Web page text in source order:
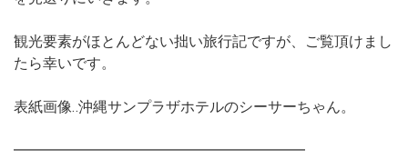
観光要素がほとんどない拙い旅行記ですが、ご覧頂けまし
たら幸いです。
表紙画像‥沖縄サンプラザホテルのシーサーちゃん。
━━━━━━━━━━━━━━━━━━━━